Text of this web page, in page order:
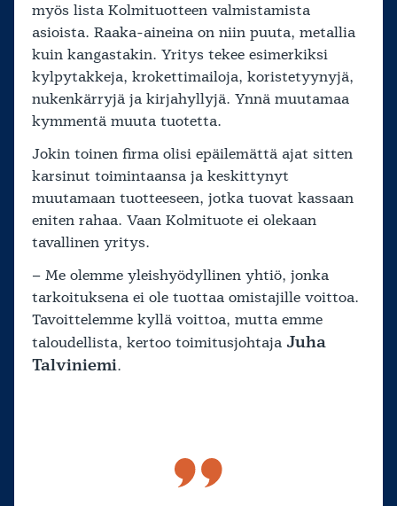
myös lista Kolmituotteen valmistamista
asioista. Raaka-aineina on niin puuta, metallia
kuin kangastakin. Yritys tekee esimerkiksi
kylpytakkeja, krokettimailoja, koristetyynyjä,
nukenkärryjä ja kirjahyllyjä. Ynnä muutamaa
kymmentä muuta tuotetta.
Jokin toinen firma olisi epäilemättä ajat sitten
karsinut toimintaansa ja keskittynyt
muutamaan tuotteeseen, jotka tuovat kassaan
eniten rahaa. Vaan Kolmituote ei olekaan
tavallinen yritys.
– Me olemme yleishyödyllinen yhtiö, jonka
tarkoituksena ei ole tuottaa omistajille voittoa.
Tavoittelemme kyllä voittoa, mutta emme
taloudellista, kertoo toimitusjohtaja Juha
Talviniemi.